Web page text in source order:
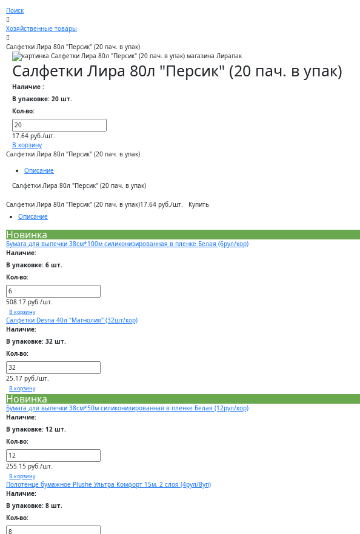
Поиск
Хозяйственные товары
Салфетки Лира 80л "Персик" (20 пач. в упак)
Салфетки Лира 80л "Персик" (20 пач. в упак)
Наличие :
В упаковке: 20 шт.
Кол-во:
17.64 руб./шт.
В корзину
Салфетки Лира 80л "Персик" (20 пач. в упак)
Описание
Салфетки Лира 80л "Персик" (20 пач. в упак)
Салфетки Лира 80л "Персик" (20 пач. в упак)17.64 руб./шт.
Купить
Описание
Новинка
Бумага для выпечки 38см*100м силиконизированная в пленке Белая (6рул/кор)
Наличие:
В упаковке: 6 шт.
Кол-во:
508.17 руб./шт.
В корзину
Салфетки Desna 40л "Магнолия" (32шт/кор)
Наличие:
В упаковке: 32 шт.
Кол-во:
25.17 руб./шт.
В корзину
Новинка
Бумага для выпечки 38см*50м силиконизированная в пленке Белая (12рул/кор)
Наличие:
В упаковке: 12 шт.
Кол-во:
255.15 руб./шт.
В корзину
Полотенце бумажное Plushe Ультра Комфорт 15м. 2 слоя (4рул/8уп)
Наличие:
В упаковке: 8 шт.
Кол-во: